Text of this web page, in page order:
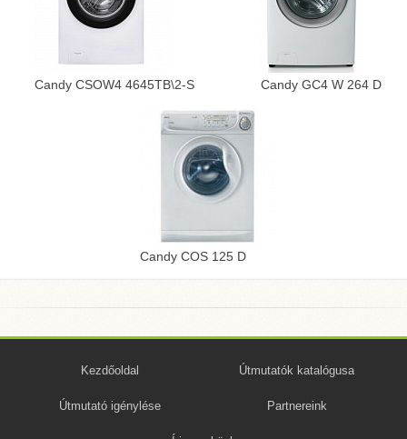
Candy CSOW4 4645TB\2-S Candy GC4 W 264 D
Candy COS 125 D
Kezdőoldal Útmutatók katalógusa
Útmutató igénylése Partnereink